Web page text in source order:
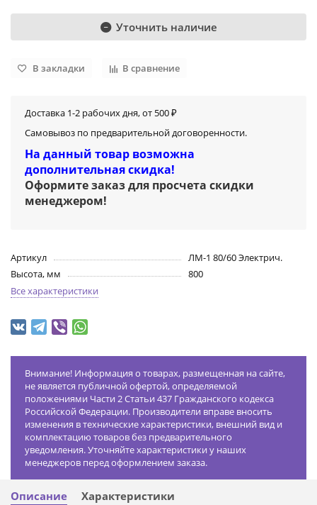
Уточнить наличие
В закладки В сравнение
Доставка 1-2 рабочих дня, от 500 ₽
Самовывоз по предварительной договоренности.
На данный товар возможна
дополнительная скидка!
Оформите заказ для просчета скидки
менеджером!
Артикул
ЛМ-1 80/60 Электрич.
Высота, мм
800
Все характеристики
Внимание! Информация о товарах, размещенная на сайте,
не является публичной офертой, определяемой
положениями Части 2 Статьи 437 Гражданского кодекса
Российской Федерации. Производители вправе вносить
изменения в технические характеристики, внешний вид и
комплектацию товаров без предварительного
уведомления. Уточняйте характеристики у наших
менеджеров перед оформлением заказа.
Описание Характеристики